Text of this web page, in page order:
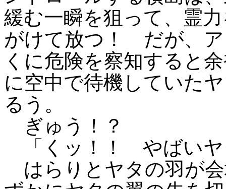
緩む一瞬を狙って、霊
がけて放つ！ だが、ア
くに危険を察知すると
に空中で待機していた
るう。
ぎゅう！？
「くッ！！ やばいヤ
はらりとヤタの羽が